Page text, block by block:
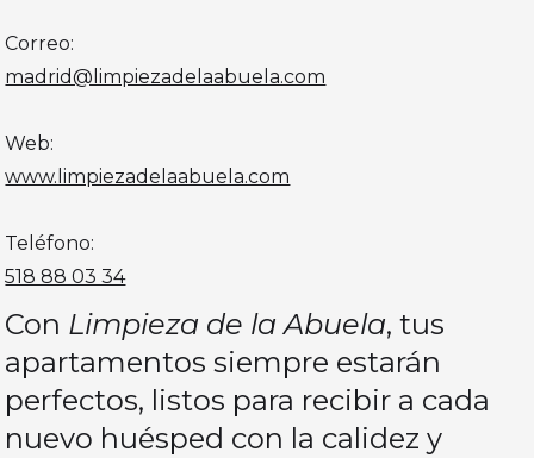
Correo:
madrid@limpiezadelaabuela.com
Web:
www.limpiezadelaabuela.com
Teléfono:
518 88 03 34
Con Limpieza de la Abuela, tus
apartamentos siempre estarán
perfectos, listos para recibir a cada
nuevo huésped con la calidez y